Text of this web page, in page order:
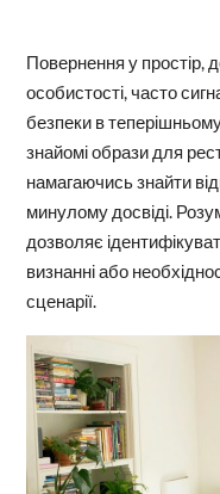
Повернення у простір,
особистості, часто
безпеки в
знайомі образи для
намагаючись знайти
минулому досвіді.
дозволяє
визнанні або
сценарії.